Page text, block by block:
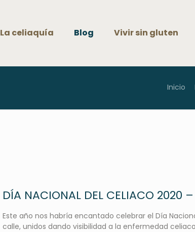
La celiaquía Blog Vivir sin gluten
Inicio
DÍA NACIONAL DEL CELIACO 2020
Este año nos habría encantado celebrar el Día
calle, unidos dando visibilidad a la enfermedad